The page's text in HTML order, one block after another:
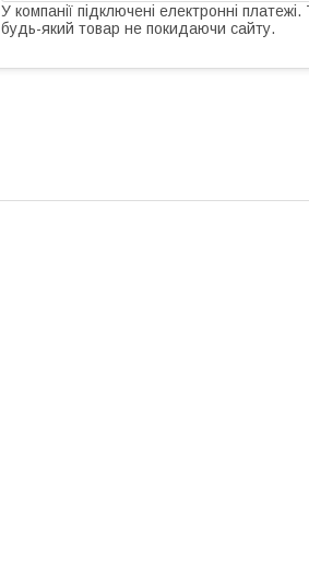
У компанії підключені електронні
будь-який товар не покидаючи сайту.